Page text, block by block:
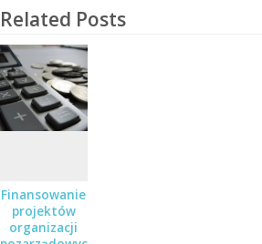
Related Posts
Finansowanie
projektów
organizacji